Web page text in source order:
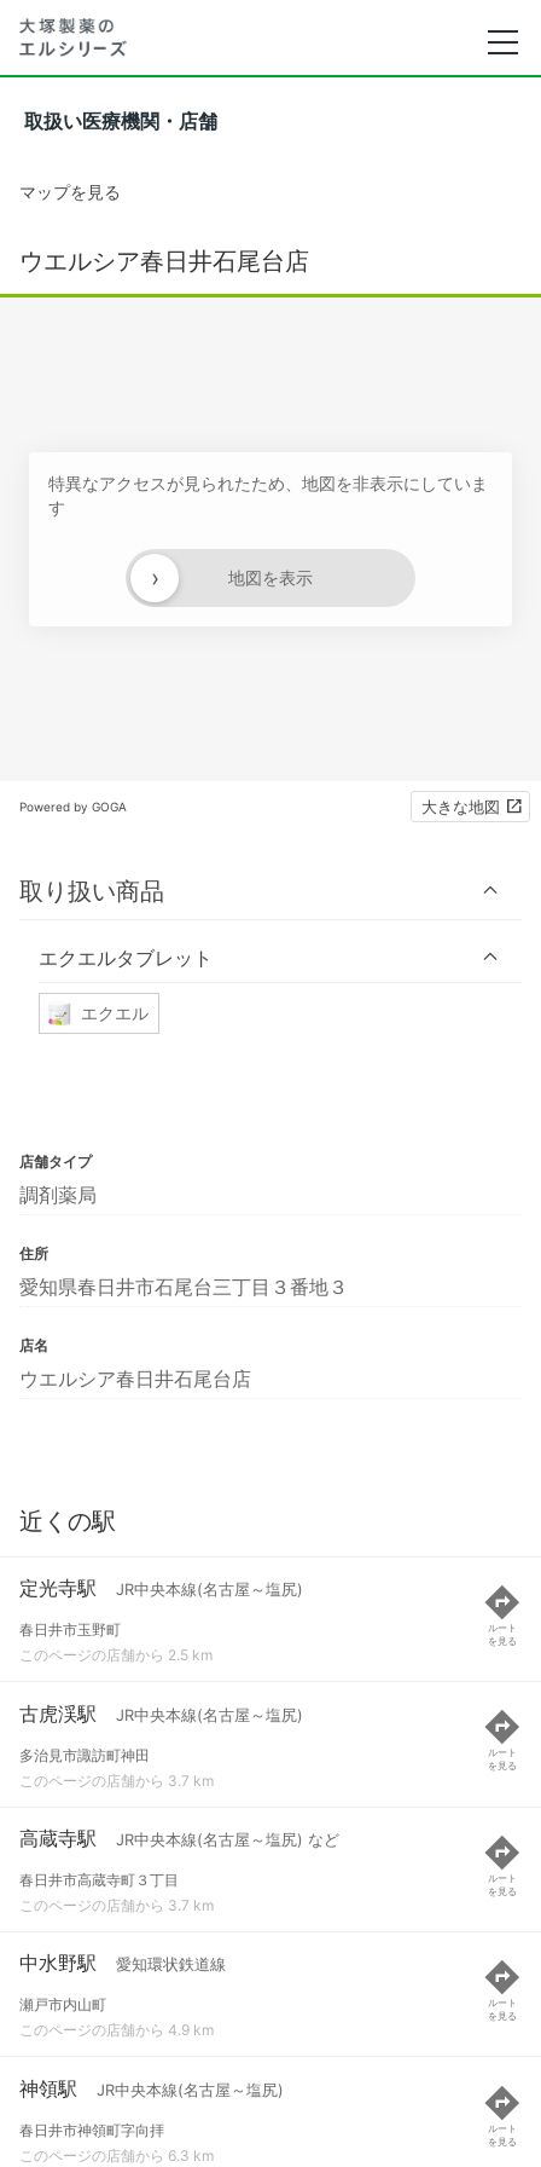
取扱い医療機関・店舗
マップを見る
ウエルシア春日井石尾台店
特異なアクセスが見られたため、地図を非表示にしていま
す
地図を表示
›
Powered by GOGA 大きな地図
取り扱い商品
エクエルタブレット
エクエル
店舗タイプ
調剤薬局
住所
愛知県春日井市石尾台三丁目３番地３
店名
ウエルシア春日井石尾台店
近くの駅
定光寺駅 JR中央本線(名古屋～塩尻)
春日井市玉野町
このページの店舗から 2.5 km
ルート
を見る
古虎渓駅 JR中央本線(名古屋～塩尻)
多治見市諏訪町神田
このページの店舗から 3.7 km
ルート
を見る
高蔵寺駅 JR中央本線(名古屋～塩尻) など
春日井市高蔵寺町３丁目
このページの店舗から 3.7 km
ルート
を見る
中水野駅 愛知環状鉄道線
瀬戸市内山町
このページの店舗から 4.9 km
ルート
を見る
神領駅 JR中央本線(名古屋～塩尻)
春日井市神領町字向拝
このページの店舗から 6.3 km
ルート
を見る